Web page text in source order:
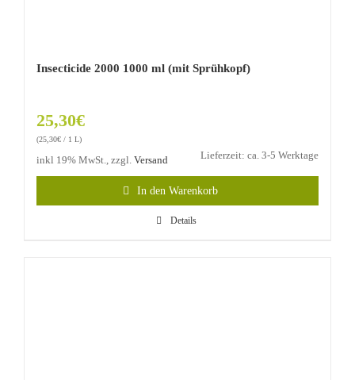
Insecticide 2000 1000 ml (mit Sprühkopf)
25,30€
(25,30€ / 1 L)
inkl 19% MwSt., zzgl. Versand Lieferzeit: ca. 3-5 Werktage
In den Warenkorb
Details